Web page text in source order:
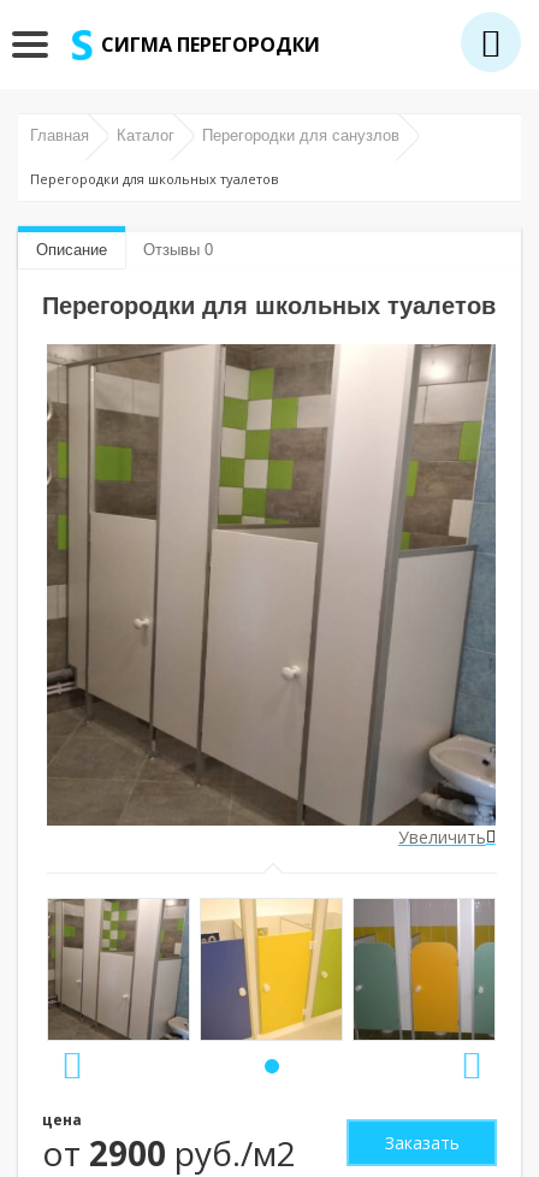
СИГМА ПЕРЕГОРОДКИ
Главная Каталог Перегородки для санузлов
Перегородки для школьных туалетов
Описание Отзывы 0
Перегородки для школьных туалетов
Увеличить
цена
от 2900 руб./м2 Заказать